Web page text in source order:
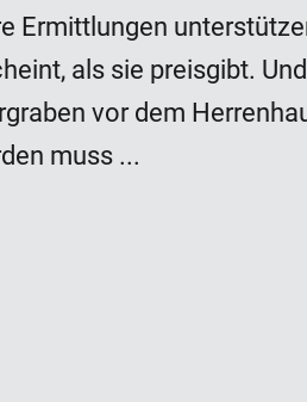
Ermittlungen
als sie preisgibt.
vor dem
muss ...